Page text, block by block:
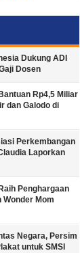
Dukung ADI
Dosen
Rp4,5 Miliar
dan Galodo di
Perkembangan
Laporkan
Penghargaan
Wonder Mom
Negara, Persim
untuk SMSI